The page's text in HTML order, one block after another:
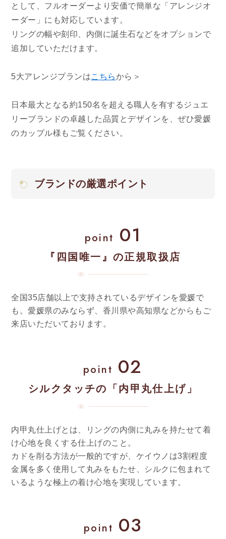
として、フルオーダーより安価で簡単な「アレンジオ
ーダー」にも対応しています。
リングの幅や刻印、内側に誕生石などをオプションで
追加していただけます。
5大アレンジプランはこちらから＞
日本最大となる約150名を超える職人を有するジュエ
リーブランドの卓越した品質とデザインを、ぜひ愛媛
のカップル様もご覧ください。
ブランドの厳選ポイント
point 01
『四国唯一』の正規取扱店
全国35店舗以上で支持されているデザインを愛媛で
も。愛媛県のみならず、香川県や高知県などからもご
来店いただいております。
point 02
シルクタッチの「内甲丸仕上げ」
内甲丸仕上げとは、リングの内側に丸みを持たせて着
け心地を良くする仕上げのこと。
カドを削る方法が一般的ですが、ケイウノは3割程度
金属を多く使用して丸みをもたせ、シルクに包まれて
いるような極上の着け心地を実現しています。
point 03